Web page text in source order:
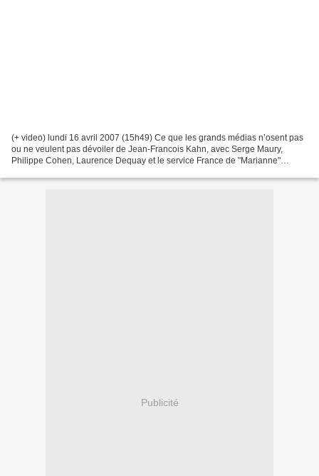
(+ video) lundi 16 avril 2007 (15h49) Ce que les grands médias n’osent pas
ou ne veulent pas dévoiler de Jean-Francois Kahn, avec Serge Maury,
Philippe Cohen, Laurence Dequay et le service France de "Marianne"
Publicité